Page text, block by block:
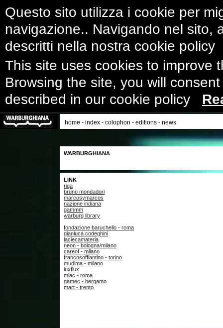
Questo sito utilizza i cookie per
navigazione.. Navigando nel sito,
descritti nella nostra cookie
This site uses cookies to improve
Browsing the site, you will
described in our cookie policy
home - index - colophon - editions - news
WARBURGHIANA
LINK
riga
bruno mondadori
marcosymarcos
nazione indiana
gammm
warburg library
fondazione baruchello - roma
gianluca codeghini
laciecamateria
neon - bologna/milano
careof - milano
francosoffiantino - torino
mudima - milano
luxflux
mlac - roma
gamec - bergamo
mart - trento